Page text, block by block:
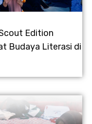
Edition
Budaya Literasi di